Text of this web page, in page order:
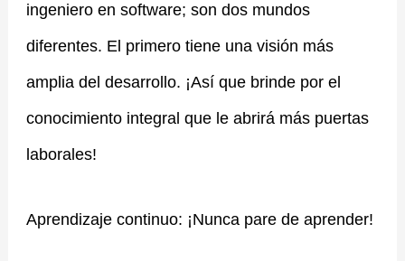
ingeniero en software; son dos mundos
diferentes. El primero tiene una visión más
amplia del desarrollo. ¡Así que brinde por el
conocimiento integral que le abrirá más puertas
laborales!
Aprendizaje continuo: ¡Nunca pare de aprender!